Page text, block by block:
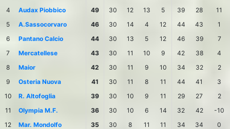
4
Audax Piobbico 49 30 12 13 5 39 28
11
5
A.Sassocorvaro 46 30 14 4 12 44 43
1
6
Pantano Calcio 44 30 13 5 12 46 39
7
7
Mercatellese 43 30 11 10 9 42 38
4
8
Maior 42 30 11 9 10 34 32
2
9
Osteria Nuova 41 30 11 8 11 44 41
3
10
R. Altofoglia 39 30 10 9 11 29 27
2
11
Olympia M.F. 36 30 10 6 14 32 42
-10
12
Mar. Mondolfo 35 30 8 11 11 34 34
0